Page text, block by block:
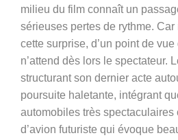
milieu du film connaît un
sérieuses pertes de rythme. Car
cette surprise, d’un point de
n’attend dès lors le spectateur.
structurant son dernier acte
poursuite haletante, intégrant
automobiles très spectaculaires
d’avion futuriste qui évoque